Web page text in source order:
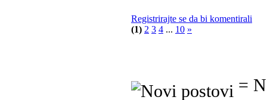
Registrirajte se da bi komentirali
(1) 2 3 4 ... 10 »
=